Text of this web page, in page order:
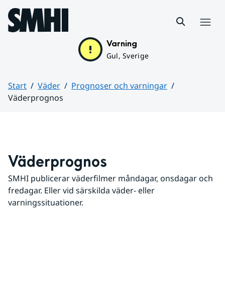
Hoppa till sidans innehåll
Varning
Gul, Sverige
Start Väder
Prognoser och varningar
Väderprognos
Väderprognos
SMHI publicerar väderfilmer måndagar, onsdagar och
fredagar. Eller vid särskilda väder- eller
varningssituationer.